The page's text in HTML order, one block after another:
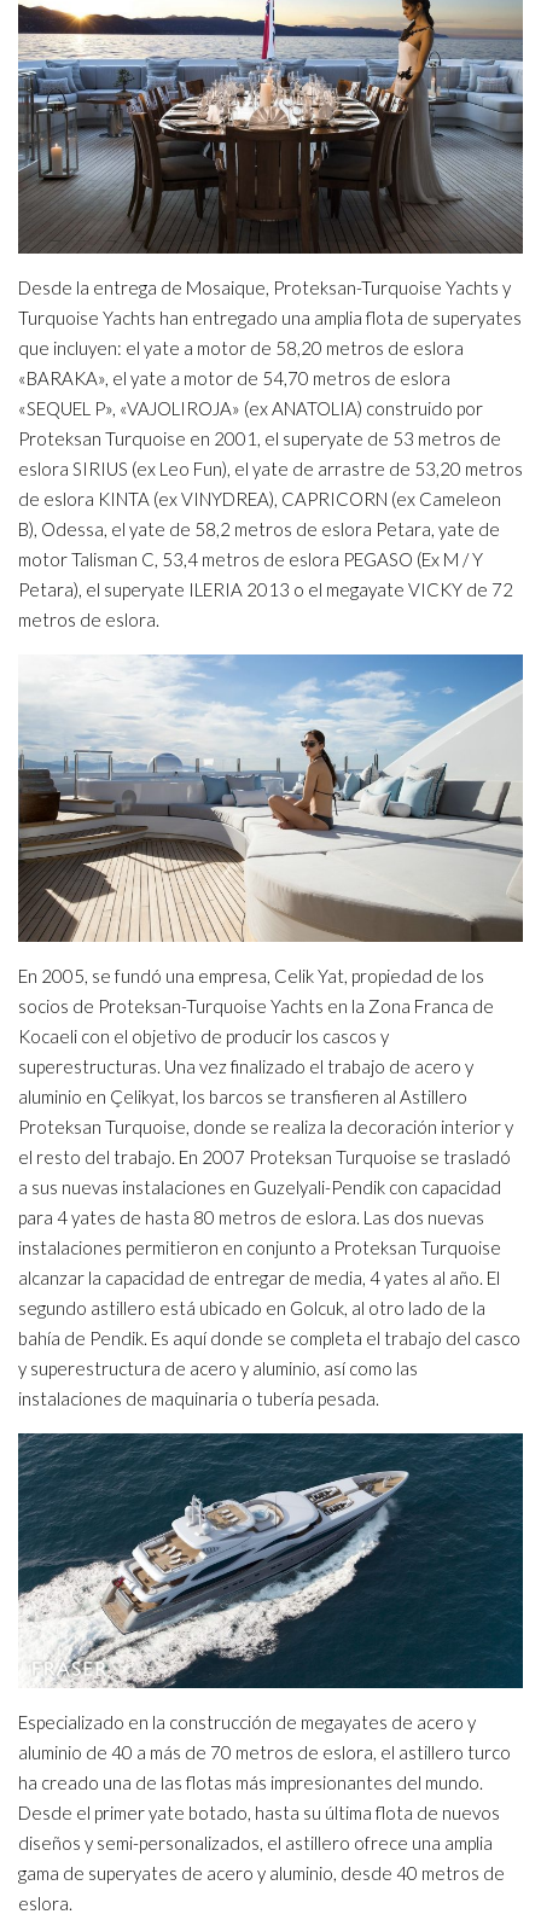
Desde la entrega de Mosaique, Proteksan-Turquoise Yachts y
Turquoise Yachts han entregado una amplia flota de superyates
que incluyen: el yate a motor de 58,20 metros de eslora
«BARAKA», el yate a motor de 54,70 metros de eslora
«SEQUEL P», «VAJOLIROJA» (ex ANATOLIA) construido por
Proteksan Turquoise en 2001, el superyate de 53 metros de
eslora SIRIUS (ex Leo Fun), el yate de arrastre de 53,20 metros
de eslora KINTA (ex VINYDREA), CAPRICORN (ex Cameleon
B), Odessa, el yate de 58,2 metros de eslora Petara, yate de
motor Talisman C, 53,4 metros de eslora PEGASO (Ex M / Y
Petara), el superyate ILERIA 2013 o el megayate VICKY de 72
metros de eslora.
En 2005, se fundó una empresa, Celik Yat, propiedad de los
socios de Proteksan-Turquoise Yachts en la Zona Franca de
Kocaeli con el objetivo de producir los cascos y
superestructuras. Una vez finalizado el trabajo de acero y
aluminio en Çelikyat, los barcos se transfieren al Astillero
Proteksan Turquoise, donde se realiza la decoración interior y
el resto del trabajo. En 2007 Proteksan Turquoise se trasladó
a sus nuevas instalaciones en Guzelyali-Pendik con capacidad
para 4 yates de hasta 80 metros de eslora. Las dos nuevas
instalaciones permitieron en conjunto a Proteksan Turquoise
alcanzar la capacidad de entregar de media, 4 yates al año. El
segundo astillero está ubicado en Golcuk, al otro lado de la
bahía de Pendik. Es aquí donde se completa el trabajo del casco
y superestructura de acero y aluminio, así como las
instalaciones de maquinaria o tubería pesada.
Especializado en la construcción de megayates de acero y
aluminio de 40 a más de 70 metros de eslora, el astillero turco
ha creado una de las flotas más impresionantes del mundo.
Desde el primer yate botado, hasta su última flota de nuevos
diseños y semi-personalizados, el astillero ofrece una amplia
gama de superyates de acero y aluminio, desde 40 metros de
eslora.